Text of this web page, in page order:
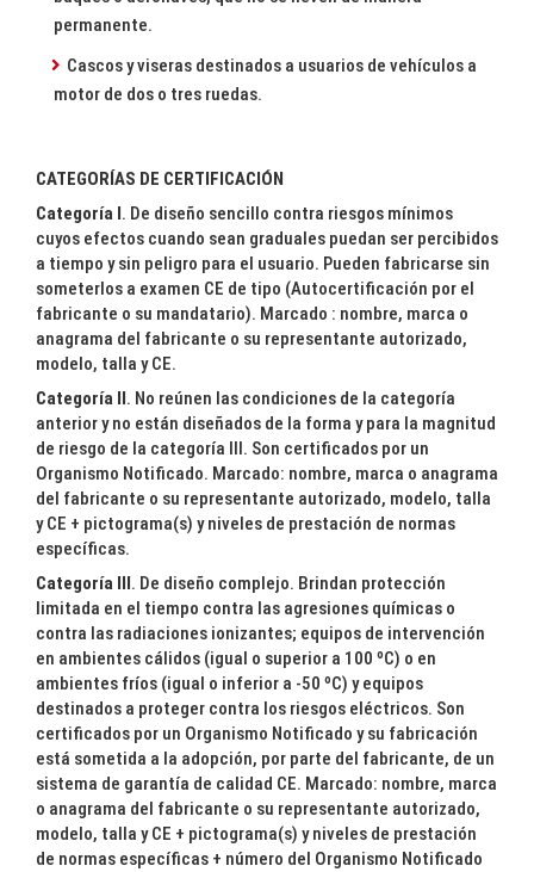
permanente.
Cascos y viseras destinados a usuarios de vehículos a
motor de dos o tres ruedas.
CATEGORÍAS DE CERTIFICACIÓN
Categoría I . De diseño sencillo contra riesgos mínimos
cuyos efectos cuando sean graduales puedan ser percibidos
a tiempo y sin peligro para el usuario. Pueden fabricarse sin
someterlos a examen CE de tipo (Autocertificación por el
fabricante o su mandatario). Marcado : nombre, marca o
anagrama del fabricante o su representante autorizado,
modelo, talla y CE.
Categoría II . No reúnen las condiciones de la categoría
anterior y no están diseñados de la forma y para la magnitud
de riesgo de la categoría III. Son certificados por un
Organismo Notificado. Marcado: nombre, marca o anagrama
del fabricante o su representante autorizado, modelo, talla
y CE + pictograma(s) y niveles de prestación de normas
específicas.
Categoría III . De diseño complejo. Brindan protección
limitada en el tiempo contra las agresiones químicas o
contra las radiaciones ionizantes; equipos de intervención
en ambientes cálidos (igual o superior a 100 ºC) o en
ambientes fríos (igual o inferior a -50 ºC) y equipos
destinados a proteger contra los riesgos eléctricos. Son
certificados por un Organismo Notificado y su fabricación
está sometida a la adopción, por parte del fabricante, de un
sistema de garantía de calidad CE. Marcado: nombre, marca
o anagrama del fabricante o su representante autorizado,
modelo, talla y CE + pictograma(s) y niveles de prestación
de normas específicas + número del Organismo Notificado